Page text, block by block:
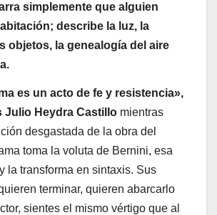
simplemente que alguien
describe la luz, la
objetos, la genealogía del aire
es un acto de fe y resistencia»,
Julio Heydra Castillo mientras
desgastada de la obra del
toma la voluta de Bernini, esa
la transforma en sintaxis. Sus
terminar, quieren abarcarlo
sientes el mismo vértigo que al